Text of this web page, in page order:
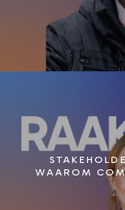
WAAROM